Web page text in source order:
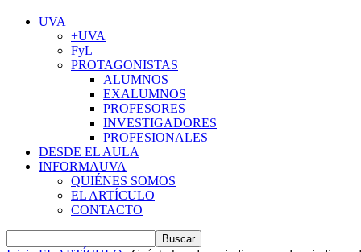
UVA
+UVA
FyL
PROTAGONISTAS
ALUMNOS
EXALUMNOS
PROFESORES
INVESTIGADORES
PROFESIONALES
DESDE EL AULA
INFORMAUVA
QUIÉNES SOMOS
EL ARTÍCULO
CONTACTO